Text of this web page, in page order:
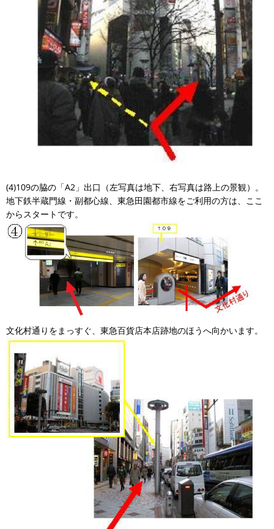
(4)109の脇の「A2」出口（左写真は地下、右写真は路上の景観）。
地下鉄半蔵門線・副都心線、東急田園都市線をご利用の方は、ここ
からスタートです。
文化村通りをまっすぐ、東急百貨店本店跡地のほうへ向かいます。